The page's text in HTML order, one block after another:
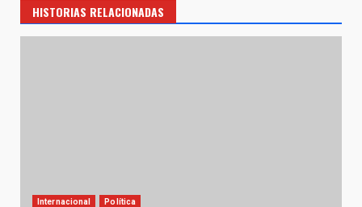
HISTORIAS RELACIONADAS
Internacional Política